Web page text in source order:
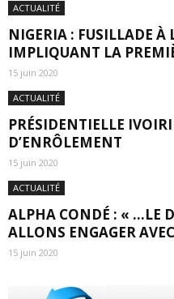
ACTUALITÉ
NIGERIA : FUSILLADE À
IMPLIQUANT LA
15 juin 2020
ACTUALITÉ
PRÉSIDENTIELLE
D’ENRÔLEMENT
15 juin 2020
ACTUALITÉ
ALPHA CONDÉ : « …LE
ALLONS ENGAGER
15 juin 2020